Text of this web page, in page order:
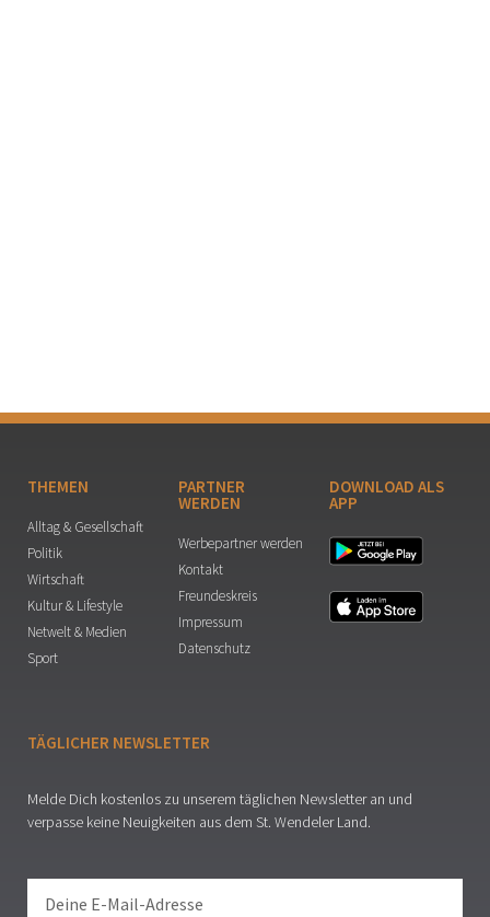
THEMEN
Alltag & Gesellschaft
Politik
Wirtschaft
Kultur & Lifestyle
Netwelt & Medien
Sport
PARTNER
WERDEN
Werbepartner werden
Kontakt
Freundeskreis
Impressum
Datenschutz
DOWNLOAD ALS
APP
TÄGLICHER NEWSLETTER
Melde Dich kostenlos zu unserem täglichen Newsletter an und
verpasse keine Neuigkeiten aus dem St. Wendeler Land.